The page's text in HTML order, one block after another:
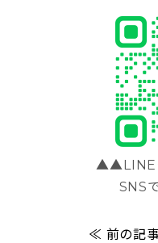
▲▲LINE
SNS
≪ 前の記